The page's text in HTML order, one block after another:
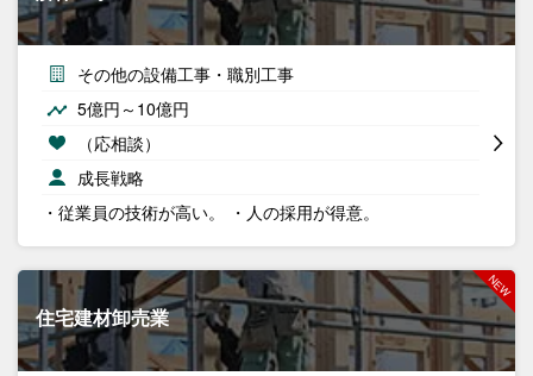
その他の設備工事・職別工事
5億円～10億円
（応相談）
成長戦略
・従業員の技術が高い。 ・人の採用が得意。
住宅建材卸売業